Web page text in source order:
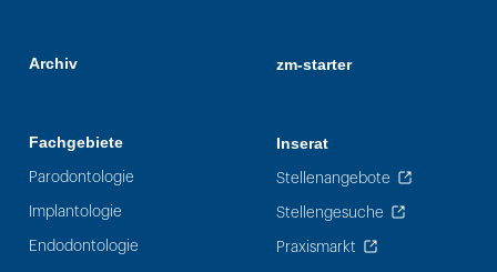
Archiv
Fachgebiete
Parodontologie
Implantologie
Endodontologie
zm-starter
Inserat
Stellenangebote
Stellengesuche
Praxismarkt